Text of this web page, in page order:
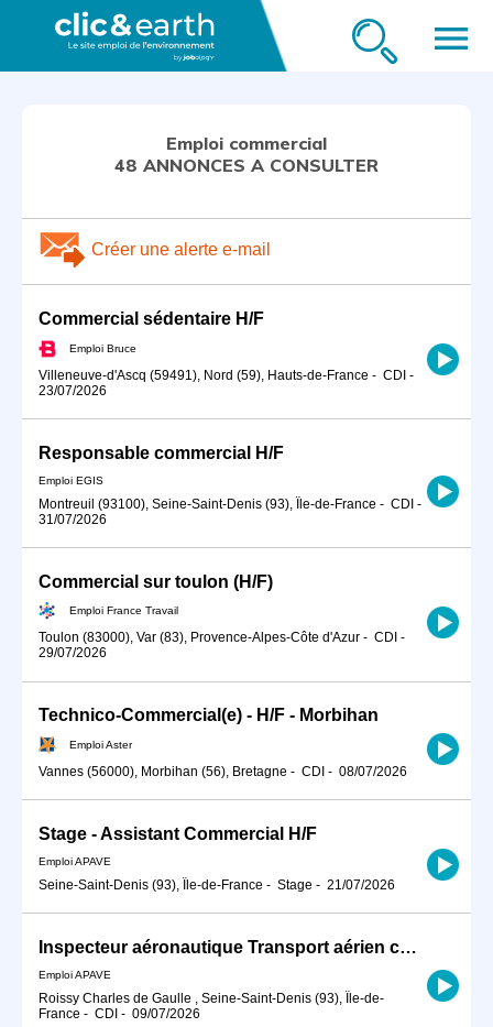
menu
Emploi commercial
48 ANNONCES A CONSULTER
Créer une alerte e-mail
Commercial sédentaire H/F
Emploi Bruce
Villeneuve-d'Ascq (59491), Nord (59), Hauts-de-France - CDI -
23/07/2026
Responsable commercial H/F
Emploi EGIS
Montreuil (93100), Seine-Saint-Denis (93), Île-de-France - CDI -
31/07/2026
Commercial sur toulon (H/F)
Emploi France Travail
Toulon (83000), Var (83), Provence-Alpes-Côte d'Azur - CDI -
29/07/2026
Technico-Commercial(e) - H/F - Morbihan
Emploi Aster
Vannes (56000), Morbihan (56), Bretagne - CDI - 08/07/2026
Stage - Assistant Commercial H/F
Emploi APAVE
Seine-Saint-Denis (93), Île-de-France - Stage - 21/07/2026
Inspecteur aéronautique Transport aérien commercial H/F
Emploi APAVE
Roissy Charles de Gaulle , Seine-Saint-Denis (93), Île-de-
France - CDI - 09/07/2026